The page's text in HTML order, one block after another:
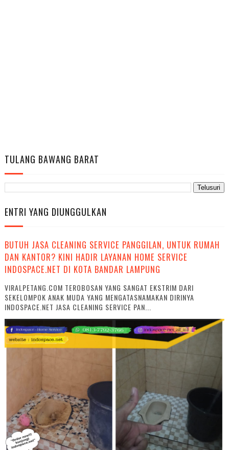
TULANG BAWANG BARAT
ENTRI YANG DIUNGGULKAN
BUTUH JASA CLEANING SERVICE PANGGILAN, UNTUK RUMAH
DAN KANTOR? KINI HADIR LAYANAN HOME SERVICE
INDOSPACE.NET DI KOTA BANDAR LAMPUNG
VIRALPETANG.COM TEROBOSAN YANG SANGAT EKSTRIM DARI
SEKELOMPOK ANAK MUDA YANG MENGATASNAMAKAN DIRINYA
INDOSPACE.NET JASA CLEANING SERVICE PAN...